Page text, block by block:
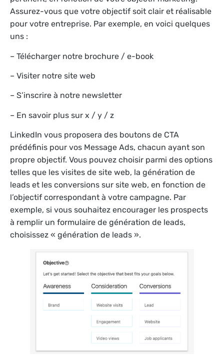
Assurez-vous que votre objectif soit clair et réalisable
pour votre entreprise. Par exemple, en voici quelques
uns :
– Télécharger notre brochure / e-book
– Visiter notre site web
– S’inscrire à notre newsletter
– En savoir plus sur x / y / z
LinkedIn vous proposera des boutons de CTA
prédéfinis pour vos Message Ads, chacun ayant son
propre objectif. Vous pouvez choisir parmi des options
telles que les visites de site web, la génération de
leads et les conversions sur site web, en fonction de
l’objectif correspondant à votre campagne. Par
exemple, si vous souhaitez encourager les prospects
à remplir un formulaire de génération de leads,
choisissez « génération de leads ».